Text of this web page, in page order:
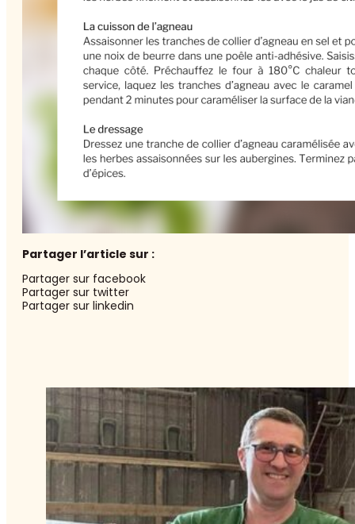
Partager l’article sur :
Partager sur facebook
Partager sur twitter
Partager sur linkedin